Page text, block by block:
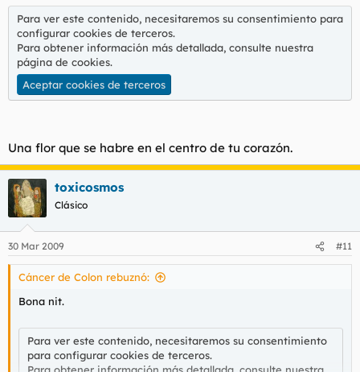
Para ver este contenido, necesitaremos su consentimiento para
configurar cookies de terceros.
Para obtener información más detallada, consulte nuestra
página de cookies.
Aceptar cookies de terceros
Una flor que se habre en el centro de tu corazón.
toxicosmos
Clásico
30 Mar 2009 #11
Cáncer de Colon rebuznó:
Bona nit.
Para ver este contenido, necesitaremos su consentimiento
para configurar cookies de terceros.